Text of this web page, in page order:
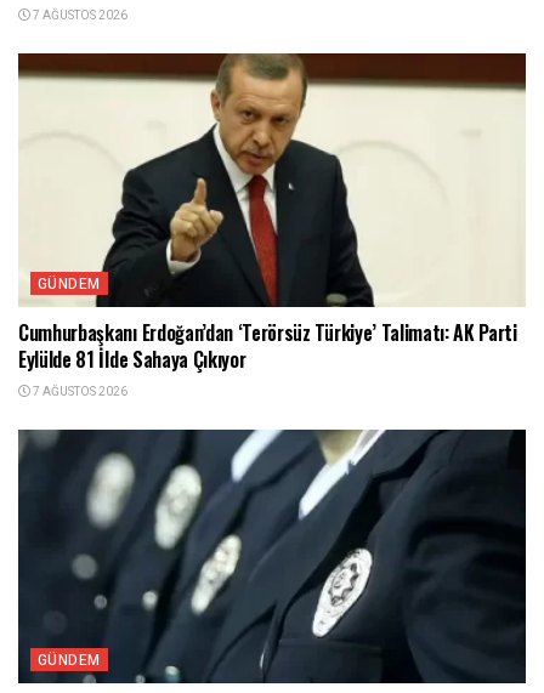
7 AĞUSTOS 2026
GÜNDEM
Cumhurbaşkanı Erdoğan’dan ‘Terörsüz Türkiye’ Talimatı: AK Parti
Eylülde 81 İlde Sahaya Çıkıyor
7 AĞUSTOS 2026
GÜNDEM